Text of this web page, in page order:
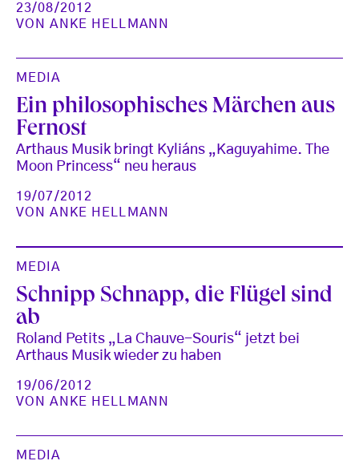
23/08/2012
VONANKE HELLMANN
MEDIA
Ein philosophisches Märchen aus
Fernost
Arthaus Musik bringt Kyliáns „Kaguyahime. The
Moon Princess“ neu heraus
19/07/2012
VONANKE HELLMANN
MEDIA
Schnipp Schnapp, die Flügel sind
ab
Roland Petits „La Chauve-Souris“ jetzt bei
Arthaus Musik wieder zu haben
19/06/2012
VONANKE HELLMANN
MEDIA